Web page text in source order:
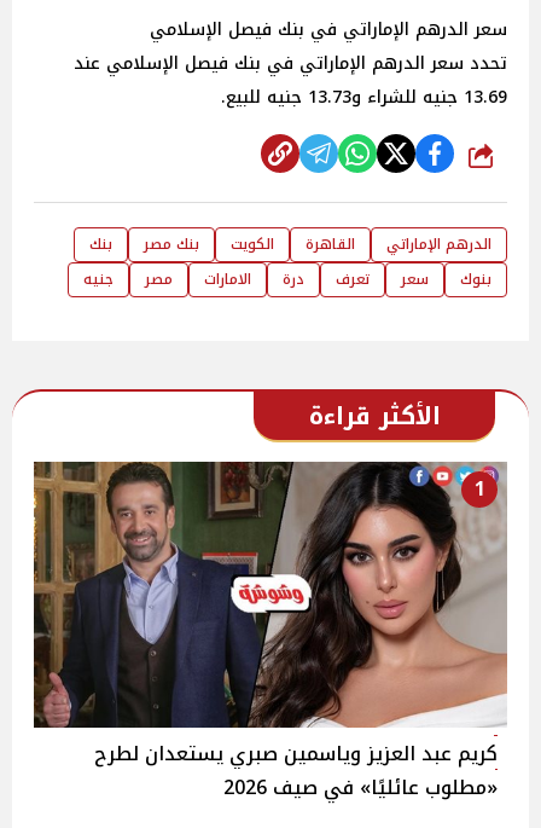
سعر الدرهم الإماراتي في بنك فيصل الإسلامي
تحدد سعر الدرهم الإماراتي في بنك فيصل الإسلامي عند
13.69 جنيه للشراء و13.73 جنيه للبيع.
شارك
الدرهم الإماراتي القاهرة الكويت بنك مصر
بنك
بنوك
سعر تعرف درة الامارات مصر جنيه
الأكثر قراءة
1
كريم عبد العزيز وياسمين صبري يستعدان لطرح
«مطلوب عائليًا» في صيف 2026